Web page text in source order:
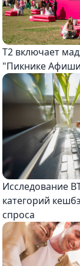
Т2 включает
"Пикнике
Исследование
категорий
спроса